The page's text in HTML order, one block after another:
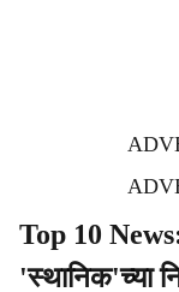
Top 10 News:
'स्थानिक'च्या